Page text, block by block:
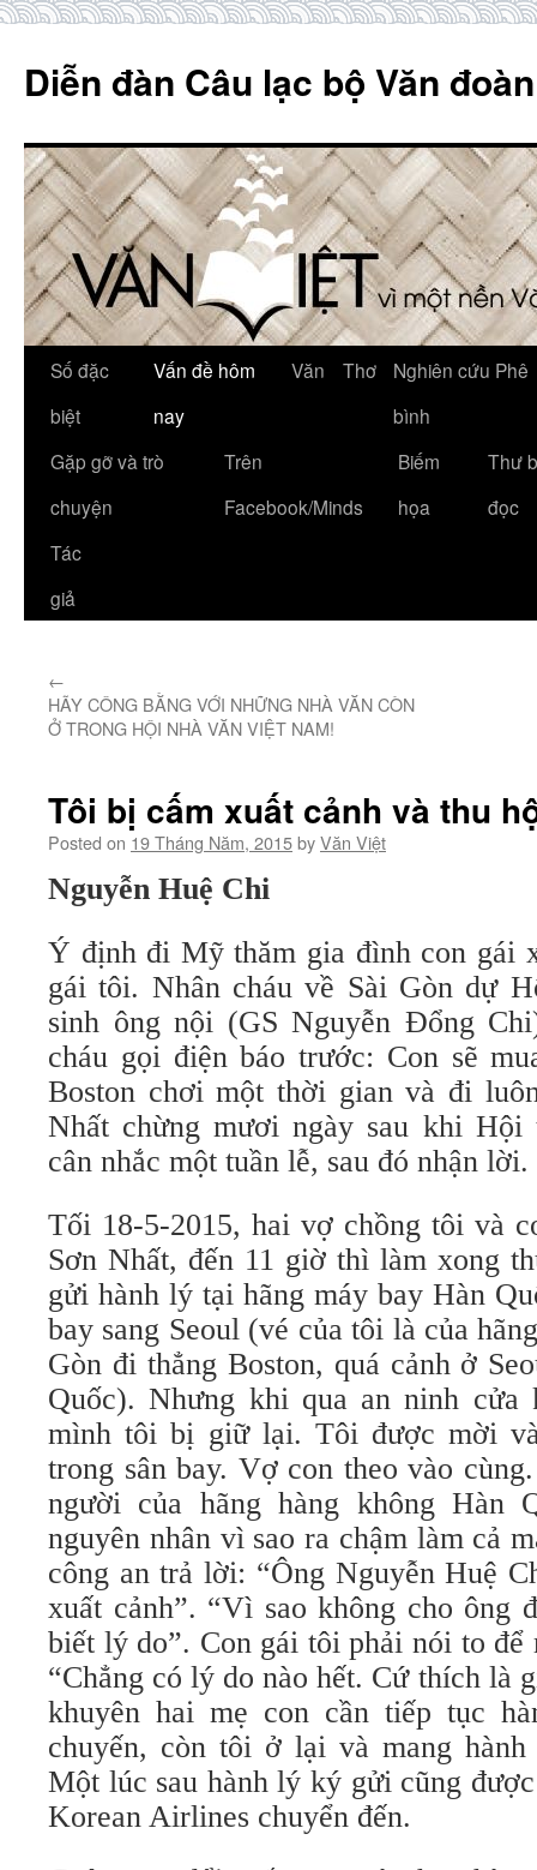
content
Diễn đàn Câu lạc bộ Văn
Số đặc
biệt
Vấn đề hôm
nay
Văn Thơ
Nghiên cứu Phê
bình
Gặp gỡ và trò
chuyện
Trên
Facebook/Minds
Biếm
họa
Thư
đọc
Tác
giả
←
HÃY CÔNG BẰNG VỚI NHỮNG NHÀ VĂN CÒN
Ở TRONG HỘI NHÀ VĂN VIỆT NAM!
Tôi bị cấm xuất cảnh và thu
Posted on 19 Tháng Năm, 2015byVăn Việt
Nguyễn Huệ Chi
Ý định đi Mỹ thăm gia đình con gái
gái tôi. Nhân cháu về Sài Gòn dự
sinh ông nội (GS Nguyễn Đổng
cháu gọi điện báo trước: Con sẽ
Boston chơi một thời gian và đi
Nhất chừng mươi ngày sau khi Hội
cân nhắc một tuần lễ, sau đó nhận lời.
Tối 18-5-2015, hai vợ chồng tôi và
Sơn Nhất, đến 11 giờ thì làm xong
gửi hành lý tại hãng máy bay Hàn
bay sang Seoul (vé của tôi là của
Gòn đi thẳng Boston, quá cảnh ở
Quốc). Nhưng khi qua an ninh cửa
mình tôi bị giữ lại. Tôi được mời
trong sân bay. Vợ con theo vào
người của hãng hàng không Hàn
nguyên nhân vì sao ra chậm làm cả
công an trả lời: “Ông Nguyễn Huệ
xuất cảnh”. “Vì sao không cho ông
biết lý do”. Con gái tôi phải nói to
“Chẳng có lý do nào hết. Cứ thích là
khuyên hai mẹ con cần tiếp tục
chuyến, còn tôi ở lại và mang
Một lúc sau hành lý ký gửi cũng
Korean Airlines chuyển đến.